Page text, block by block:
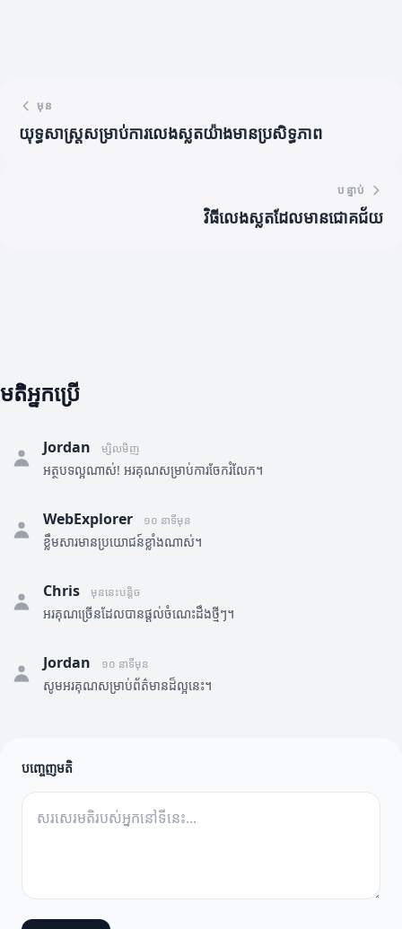
មុន
យុទ្ធសាស្ត្រសម្រាប់ការលេងស្លតយ៉ាងមានប្រសិទ្ធភាព
បន្ទាប់
វិធីលេងស្លតដែលមានជោគជ័យ
មតិអ្នកប្រើ
Jordan ម្សិលមិញ
អត្ថបទល្អណាស់! អរគុណសម្រាប់ការចែករំលែក។
WebExplorer ១០ នាទីមុន
ខ្លឹមសារមានប្រយោជន៍ខ្លាំងណាស់។
Chris មុននេះបន្តិច
អរគុណច្រើនដែលបានផ្តល់ចំណេះដឹងថ្មីៗ។
Jordan ១០ នាទីមុន
សូមអរគុណសម្រាប់ព័ត៌មានដ៏ល្អនេះ។
បញ្ចេញមតិ